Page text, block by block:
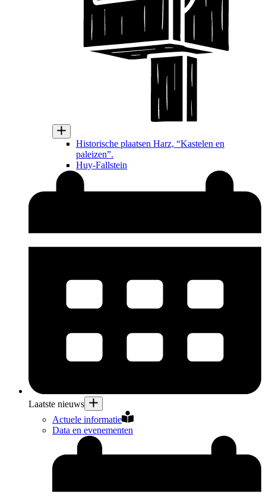
Historische plaatsen Harz, “Kastelen en
paleizen”.
Huy-Fallstein
Laatste nieuws
Actuele informatie
Data en evenementen